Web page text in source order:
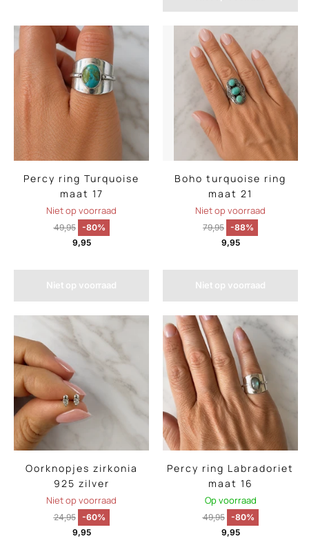
Percy ring Turquoise
maat 17
Niet op voorraad
49,95
-80%
9,95
Niet op voorraad
Boho turquoise ring
maat 21
Niet op voorraad
79,95 -88%
9,95
Niet op voorraad
Oorknopjes zirkonia
925 zilver
Niet op voorraad
24,95
-60%
9,95
Percy ring Labradoriet
maat 16
Op voorraad
49,95
-80%
9,95